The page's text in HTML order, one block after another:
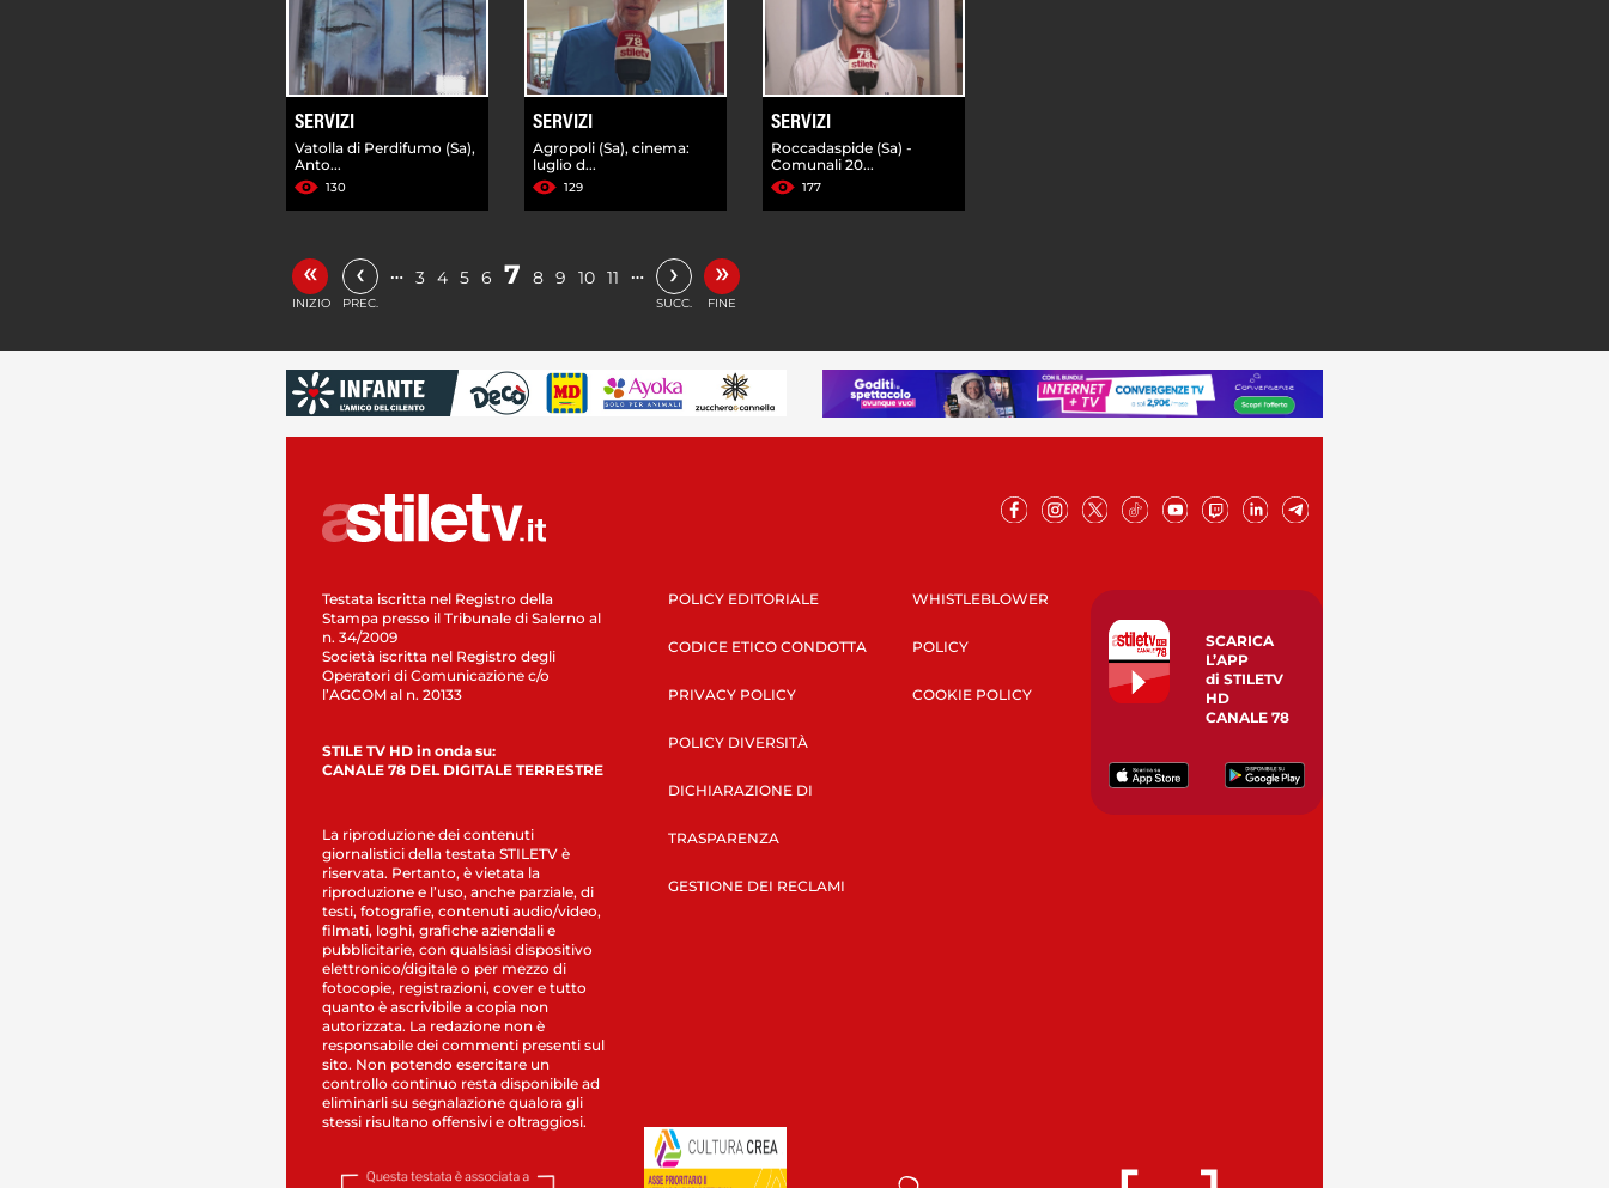
SERVIZI
Vatolla di Perdifumo (Sa),
Anto...
130
SERVIZI
Agropoli (Sa), cinema:
luglio d...
129
SERVIZI
Roccadaspide (Sa) -
Comunali 20...
177
«
INIZIO
‹
PREC.
… 3 4 5 6 7 8 9 10 11 … ›
SUCC.
»
FINE
Testata iscritta nel Registro della
Stampa presso il Tribunale di Salerno al
n. 34/2009
Società iscritta nel Registro degli
Operatori di Comunicazione c/o
l’AGCOM al n. 20133
STILE TV HD in onda su:
CANALE 78 DEL DIGITALE TERRESTRE
La riproduzione dei contenuti
giornalistici della testata STILETV è
riservata. Pertanto, è vietata la
riproduzione e l’uso, anche parziale, di
testi, fotografie, contenuti audio/video,
filmati, loghi, grafiche aziendali e
pubblicitarie, con qualsiasi dispositivo
elettronico/digitale o per mezzo di
fotocopie, registrazioni, cover e tutto
quanto è ascrivibile a copia non
autorizzata. La redazione non è
responsabile dei commenti presenti sul
sito. Non potendo esercitare un
controllo continuo resta disponibile ad
eliminarli su segnalazione qualora gli
stessi risultano offensivi e oltraggiosi.
POLICY EDITORIALE
CODICE ETICO CONDOTTA
PRIVACY POLICY
POLICY DIVERSITÀ
DICHIARAZIONE DI
TRASPARENZA
GESTIONE DEI RECLAMI
WHISTLEBLOWER
POLICY
COOKIE POLICY
SCARICA
L’APP
di STILETV
HD
CANALE 78